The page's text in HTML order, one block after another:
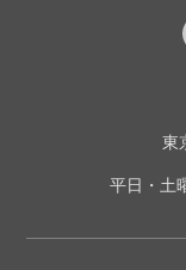
東
平日・土